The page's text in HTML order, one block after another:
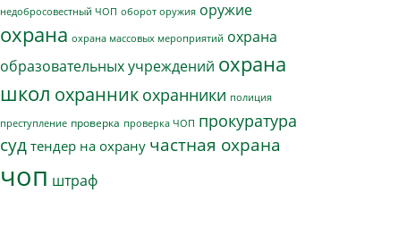
недобросовестный ЧОП оборот оружия оружие
охрана охрана массовых мероприятий охрана
образовательных учреждений охрана
школ охранник охранники полиция
преступление проверка проверка ЧОП прокуратура
суд тендер на охрану частная охрана
чоп штраф